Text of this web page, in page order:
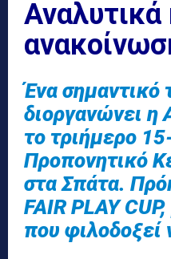
Αναλυτικά
Ένα σημαντικό
διοργανώνει η
το τριήμερο
Προπονητικό
στα Σπάτα.
FAIR PLAY
που φιλοδοξεί